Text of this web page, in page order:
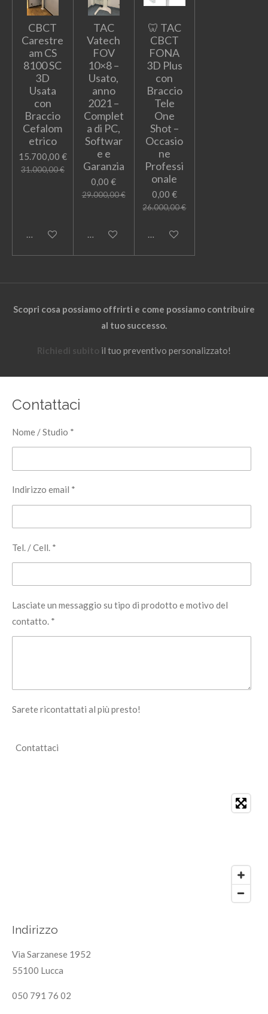
CBCT
Carestre
am CS
8100 SC
3D
Usata
con
Braccio
Cefalom
etrico
15.700,00 €
31.000,00 €
Aggiungi al carrello
TAC
Vatech
FOV
10×8 –
Usato,
anno
2021 –
Complet
a di PC,
Softwar
e e
Garanzia
0,00 €
29.000,00 €
Avvisami quando disponibile
🦷 TAC
CBCT
FONA
3D Plus
con
Braccio
Tele
One
Shot –
Occasio
ne
Professi
onale
0,00 €
26.000,00 €
Avvisami quando disponibile
Scopri cosa possiamo offrirti e come possiamo contribuire
al tuo successo.
Richiedi subito il tuo preventivo personalizzato!
Contattaci
Nome / Studio *
Indirizzo email *
Tel. / Cell. *
Lasciate un messaggio su tipo di prodotto e motivo del
contatto. *
Sarete ricontattati al più presto!
Contattaci
Indirizzo
Via Sarzanese 1952
55100 Lucca
050 791 76 02